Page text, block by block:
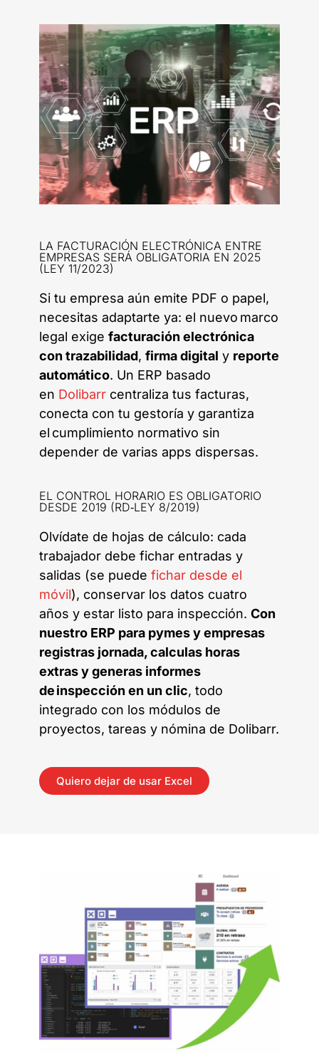
LA FACTURACIÓN ELECTRÓNICA ENTRE
EMPRESAS SERÁ OBLIGATORIA EN 2025
(LEY 11/2023)
Si tu empresa aún emite PDF o papel,
necesitas adaptarte ya: el nuevo marco
legal exige facturación electrónica
con trazabilidad, firma digital y reporte
automático. Un ERP basado
en Dolibarr centraliza tus facturas,
conecta con tu gestoría y garantiza
el cumplimiento normativo sin
depender de varias apps dispersas.
EL CONTROL HORARIO ES OBLIGATORIO
DESDE 2019 (RD‑LEY 8/2019)
Olvídate de hojas de cálculo: cada
trabajador debe fichar entradas y
salidas (se puede fichar desde el
móvil), conservar los datos cuatro
años y estar listo para inspección. Con
nuestro ERP para pymes y empresas
registras jornada, calculas horas
extras y generas informes
de inspección en un clic, todo
integrado con los módulos de
proyectos, tareas y nómina de Dolibarr.
Quiero dejar de usar Excel